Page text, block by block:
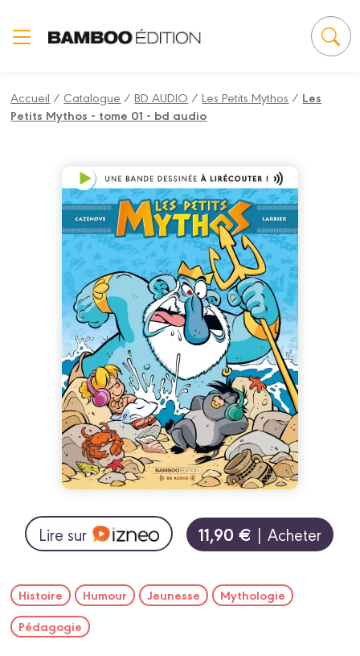
Accueil / Catalogue /BD AUDIO /Les Petits Mythos / Les
Petits Mythos - tome 01 - bd audio
Lire sur 11,90 € | Acheter
Histoire Humour Jeunesse
Mythologie
Pédagogie